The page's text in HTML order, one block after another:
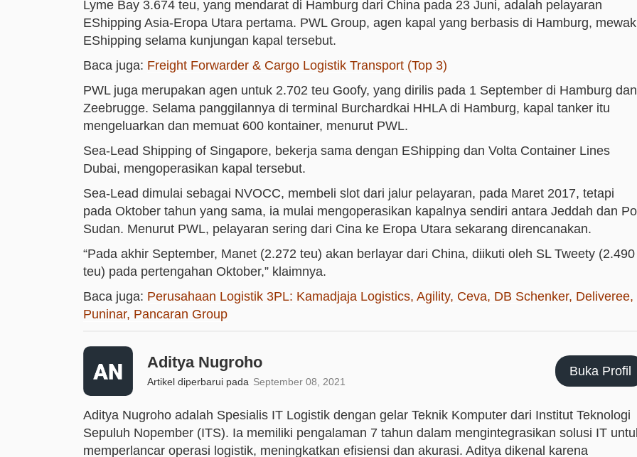
Lyme Bay 3.674 teu, yang mendarat di Hamburg dari China pada 23 Juni, adalah pelayaran
EShipping Asia-Eropa Utara pertama. PWL Group, agen kapal yang berbasis di Hamburg,
EShipping selama kunjungan kapal tersebut.
Baca juga: Freight Forwarder & Cargo Logistik Transport (Top 3)
PWL juga merupakan agen untuk 2.702 teu Goofy, yang dirilis pada 1 September di Hamburg dan
Zeebrugge. Selama panggilannya di terminal Burchardkai HHLA di Hamburg, kapal tanker itu
mengeluarkan dan memuat 600 kontainer, menurut PWL.
Sea-Lead Shipping of Singapore, bekerja sama dengan EShipping dan Volta Container Lines
Dubai, mengoperasikan kapal tersebut.
Sea-Lead dimulai sebagai NVOCC, membeli slot dari jalur pelayaran, pada Maret 2017, tetapi
pada Oktober tahun yang sama, ia mulai mengoperasikan kapalnya sendiri antara Jeddah dan
Sudan. Menurut PWL, pelayaran sering dari Cina ke Eropa Utara sekarang direncanakan.
“Pada akhir September, Manet (2.272 teu) akan berlayar dari China, diikuti oleh SL Tweety (2.490
teu) pada pertengahan Oktober,” klaimnya.
Baca juga: Perusahaan Logistik 3PL: Kamadjaja Logistics, Agility, Ceva, DB Schenker, Deliveree,
Puninar, Pancaran Group
Aditya Nugroho
Artikel diperbarui pada September 08, 2021
Buka Profil
Aditya Nugroho adalah Spesialis IT Logistik dengan gelar Teknik Komputer dari Institut Teknologi
Sepuluh Nopember (ITS). Ia memiliki pengalaman 7 tahun dalam mengintegrasikan solusi IT
memperlancar operasi logistik, meningkatkan efisiensi dan akurasi. Aditya dikenal karena